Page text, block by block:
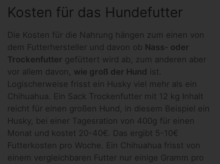
Kosten für das Hundefutter
Die Kosten für die Nahrung hängen zum einen von
dem Futterhersteller und davon ob Nass- oder
Trockenfutter gefüttert wird ab, zum anderen aber
vor allem davon, wie groß der Hund ist.
Logischerweise frisst ein Husky viel mehr als ein
Chihuahua. Ein Sack Trockenfutter mit 12 kg Inhalt
reicht für einen großen Hund, in diesem Beispiel ein
Husky, bei einer Tagesration von 400g für einen
Monat und kostet 20-40€. Das ergibt 5-10€
Futterkosten pro Woche. Ein Chihuahua frisst von
einem vergleichbaren Futter nur einige Gramm pro